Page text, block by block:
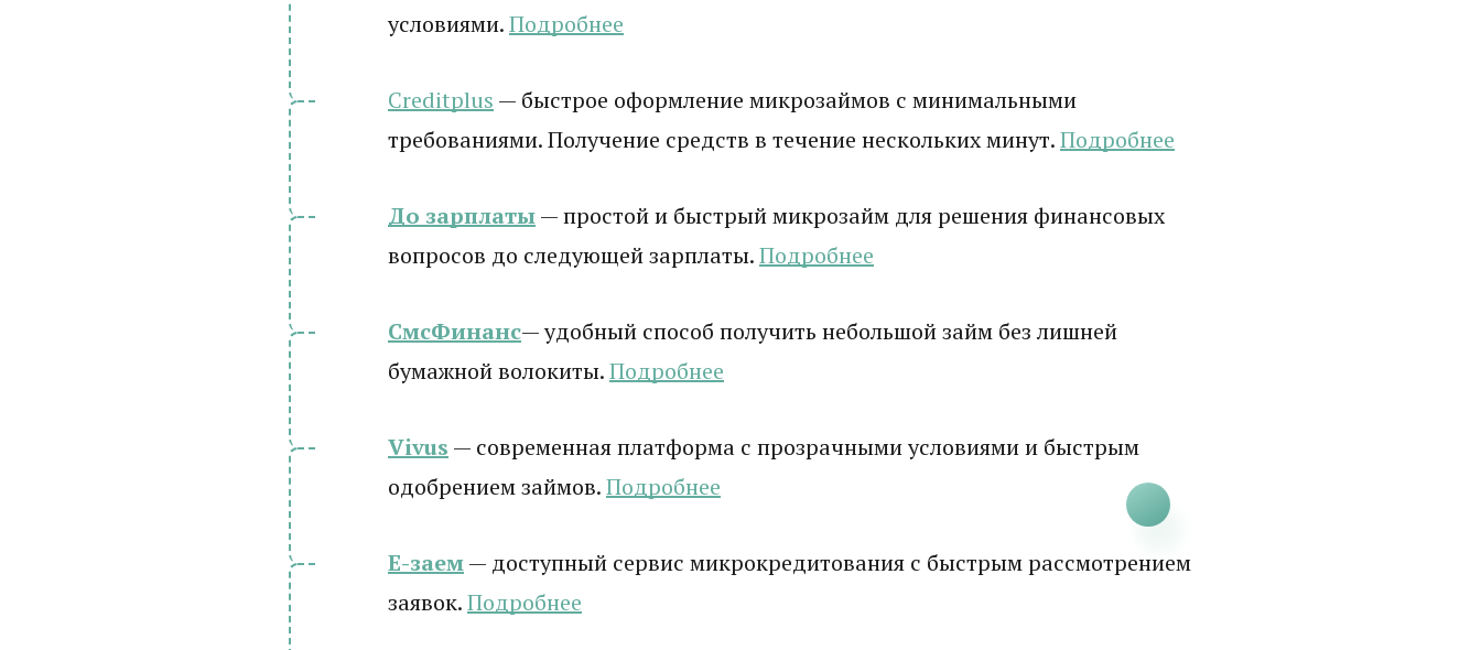
условиями.Подробнее
Creditplus — быстрое оформление микрозаймов с минимальными
требованиями. Получение средств в течение нескольких минут.Подробнее
До зарплаты— простой и быстрый микрозайм для решения финансовых
вопросов до следующей зарплаты.Подробнее
СмсФинанс— удобный способ получить небольшой займ без лишней
бумажной волокиты.Подробнее
Vivus — современная платформа с прозрачными условиями и быстрым
одобрением займов.Подробнее
Е-заем— доступный сервис микрокредитования с быстрым рассмотрением
заявок.Подробнее